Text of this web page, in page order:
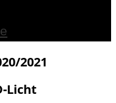
2021
Licht